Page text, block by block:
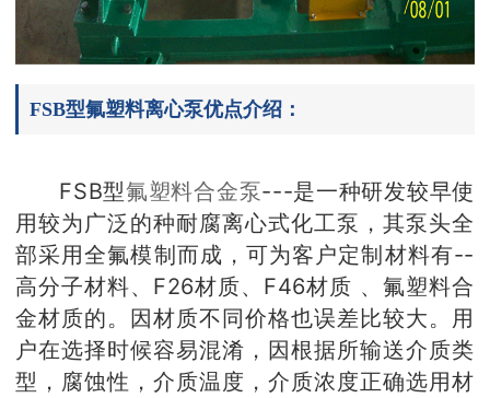
FSB型氟塑料离心泵优点介绍：
FSB型氟塑料合金泵---是一种研发较早使
用较为广泛的种耐腐离心式化工泵，其泵头全
部采用全氟模制而成，可为客户定制材料有--
高分子材料、F26材质、F46材质 、氟塑料合
金材质的。因材质不同价格也误差比较大。用
户在选择时候容易混淆，因根据所输送介质类
型，腐蚀性，介质温度，介质浓度正确选用材